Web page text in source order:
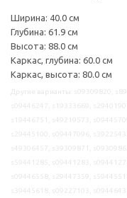
Ширина: 40.0 см
Глубина: 61.9 см
Высота: 88.0 см
Каркас, глубина: 60.0 см
Каркас, высота: 80.0 см